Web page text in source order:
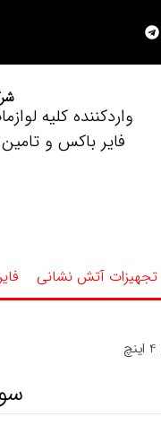
واردکننده کلیه
فایر باکس و
تجهیزات آتش نشانی